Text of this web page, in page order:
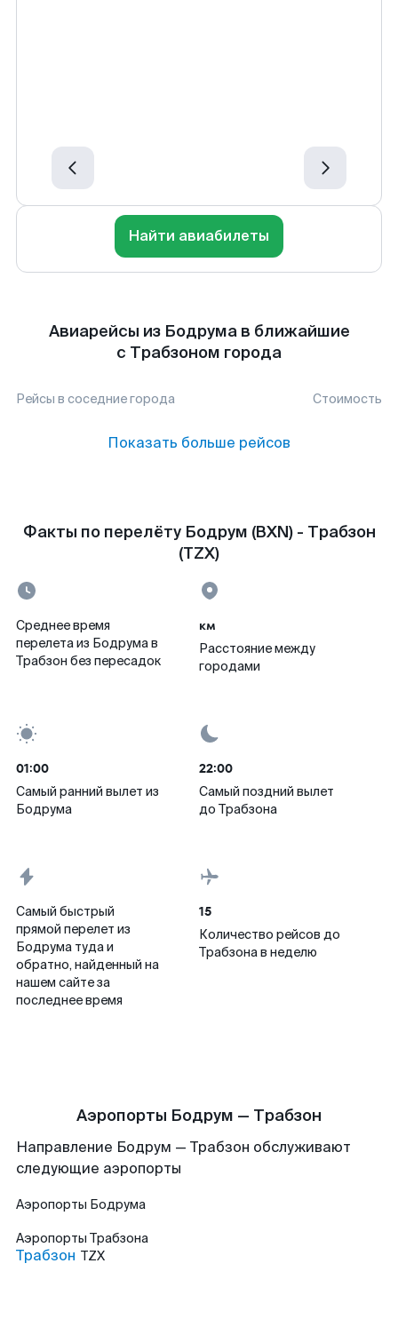
Найти авиабилеты
Авиарейсы из Бодрума в ближайшие
с Трабзоном города
Рейсы в соседние города Стоимость
Показать больше рейсов
Факты по перелёту Бодрум (BXN) - Трабзон
(TZX)
Среднее время
перелета из Бодрума в
Трабзон без пересадок
км
Расстояние между
городами
01:00
Самый ранний вылет из
Бодрума
22:00
Самый поздний вылет
до Трабзона
Самый быстрый
прямой перелет из
Бодрума туда и
обратно, найденный на
нашем сайте за
последнее время
15
Количество рейсов до
Трабзона в неделю
Аэропорты Бодрум — Трабзон
Направление Бодрум — Трабзон обслуживают
следующие аэропорты
Аэропорты Бодрума
Аэропорты Трабзона
Трабзон TZX